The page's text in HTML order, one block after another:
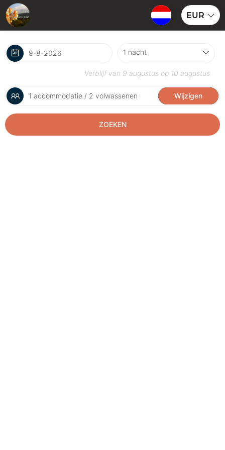
EUR
Verblijf van 9 augustus op 10 augustus
1 accommodatie / 2 volwassenen Wijzigen